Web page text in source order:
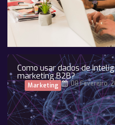
Como usar dados de
marketing B2B?
Marketing 08 Fevereiro,